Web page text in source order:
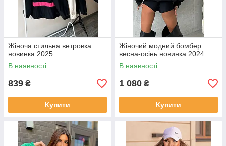
Жіноча стильна ветровка
новинка 2025
В наявності
839 ₴
Купити
Жіночий модний бомбер
весна-осінь новинка 2024
В наявності
1 080 ₴
Купити